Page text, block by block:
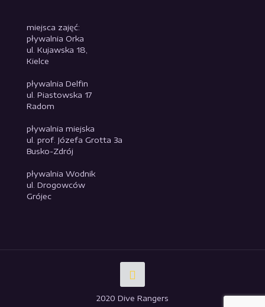
miejsca zajęć:
pływalnia Orka
ul. Kujawska 18,
Kielce
pływalnia Delfin
ul. Piastowska 17
Radom
pływalnia miejska
ul. prof. Józefa Grotta 3a
Busko-Zdrój
pływalnia Wodnik
ul. Drogowców
Grójec
2020 Dive Rangers